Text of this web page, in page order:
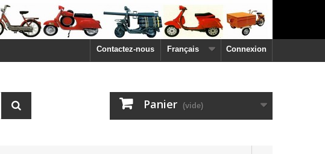
Connexion
Français
Contactez-nous
Panier (vide)